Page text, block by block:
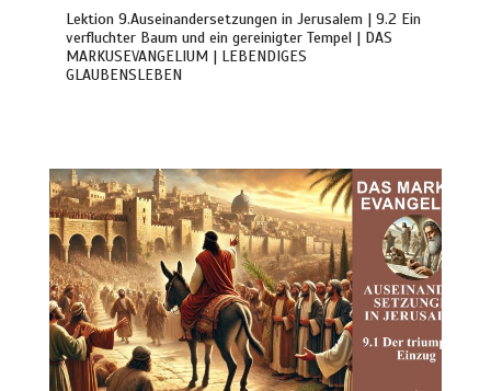
Lektion 9.Auseinandersetzungen in Jerusalem | 9.2 Ein
verfluchter Baum und ein gereinigter Tempel | DAS
MARKUSEVANGELIUM | LEBENDIGES
GLAUBENSLEBEN